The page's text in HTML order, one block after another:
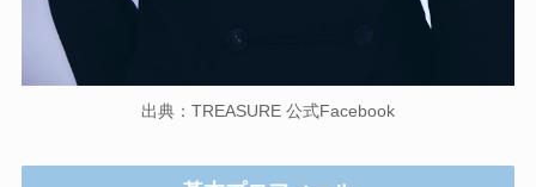
出典：TREASURE 公式Facebook